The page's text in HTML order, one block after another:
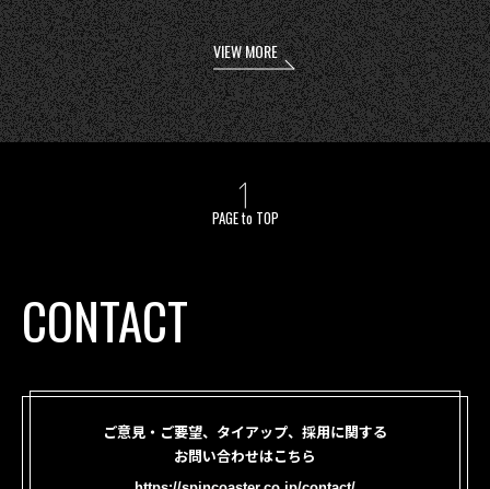
VIEW MORE
PAGE to TOP
CONTACT
ご意見・ご要望、タイアップ、採用に関する
お問い合わせはこちら